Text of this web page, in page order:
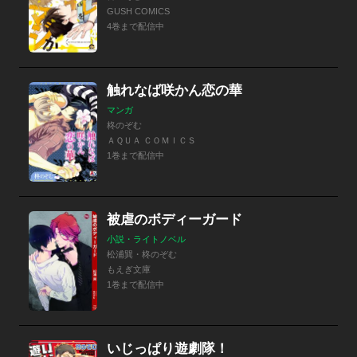
GUSH COMICS
4巻まで配信中
触れなば咲かん恋の華
マンガ
柊のぞむ
ＡＱＵＡ ＣＯＭＩＣＳ
1巻まで配信中
被虐のボディーガード
小説・ライトノベル
松浦巽・柊のぞむ
もえぎ文庫
1巻まで配信中
いじっぱり遊劇隊！